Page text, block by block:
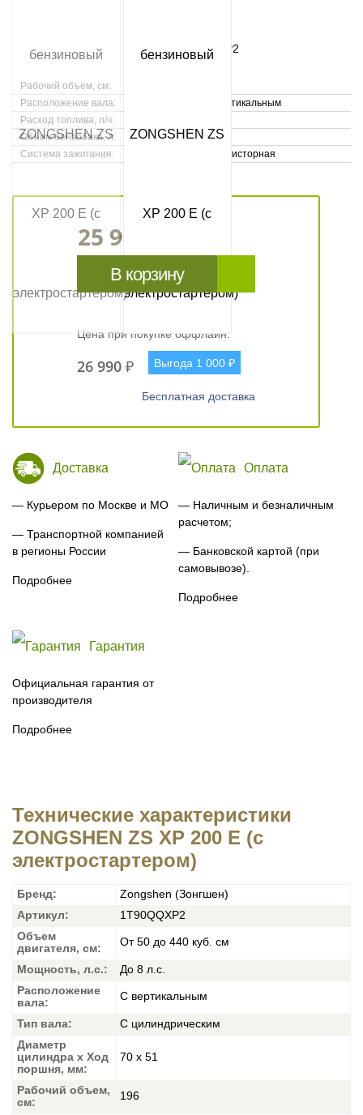
Артикул: 1T90QQXP2
Рабочий объем, см:
Расположение вала:
С вертикальным
Расход топлива, л/ч:
Объем бензобака, л:
2,6
Система зажигания:
Транзисторная
25 990 ₽
В корзину
Быстрый заказ
Цена при покупке оффлайн:
26 990 ₽ Выгода 1 000 ₽
Бесплатная доставка
Доставка
— Курьером по Москве и МО
— Транспортной компанией
в регионы России
Подробнее
Оплата
— Наличным и безналичным
расчетом;
— Банковской картой (при
самовывозе).
Подробнее
Гарантия
Официальная гарантия от
производителя
Подробнее
Технические характеристики
ZONGSHEN ZS XP 200 E (с
электростартером)
Бренд:
Zongshen (Зонгшен)
Артикул:
1T90QQXP2
Объем
двигателя, см:
От 50 до 440 куб. см
Мощность, л.с.:
До 8 л.с.
Расположение
вала:
С вертикальным
Тип вала:
С цилиндрическим
Диаметр
цилиндра x Ход
поршня, мм:
70 x 51
Рабочий объем,
см:
196